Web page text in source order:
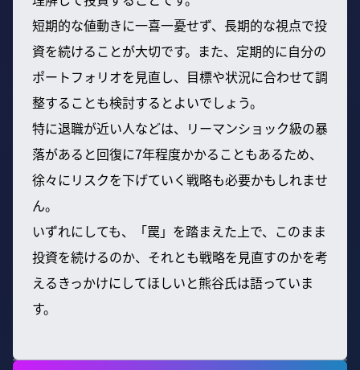
短期的な値動きに一喜一憂せず、長期的な視点で投
資を続けることが大切です。また、定期的に自分の
ポートフォリオを見直し、目標や状況に合わせて調
整することも検討するとよいでしょう。
特に退職が近い人などは、リーマンショック級の暴
落があると回復に7年程度かかることもあるため、
徐々にリスクを下げていく戦略も必要かもしれませ
ん。
いずれにしても、「罠」を踏まえた上で、このまま
投資を続けるのか、それとも戦略を見直すのかを考
えるきっかけにしてほしいと熊谷氏は語っていま
す。